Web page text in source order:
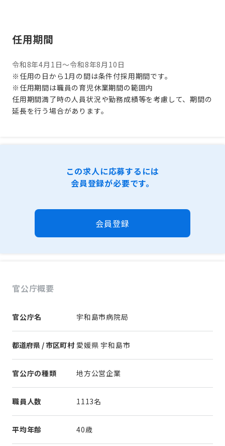
任用期間
令和8年4月1日～令和8年8月10日
※任用の日から1月の間は条件付採用期間です。
※任用期間は職員の育児休業期間の範囲内
任用期間満了時の人員状況や勤務成績等を考慮して、期間の
延長を行う場合があります。
この求人に応募するには
会員登録が必要です。
会員登録
官公庁概要
官公庁名 宇和島市病院局
都道府県 / 市区町村 愛媛県 宇和島市
官公庁の種類 地方公営企業
職員人数 1113名
平均年齢 40歳